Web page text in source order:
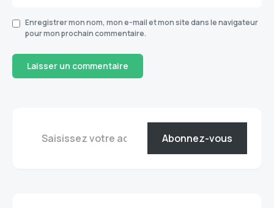
Enregistrer mon nom, mon e-mail et mon site dans le navigateur
pour mon prochain commentaire.
Abonnez-vous